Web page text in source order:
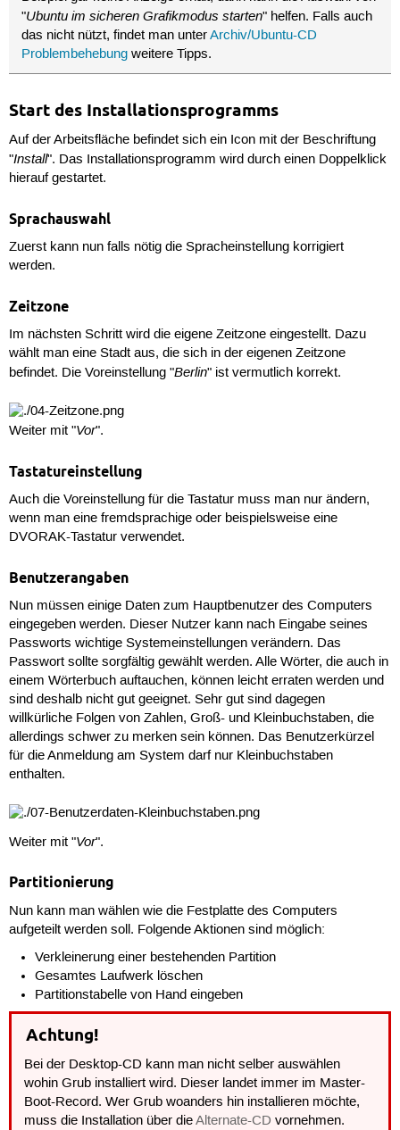
"Ubuntu im sicheren Grafikmodus starten" helfen. Falls auch
das nicht nützt, findet man unterArchiv/Ubuntu-CD
Problembehebung weitere Tipps.
Start des Installationsprogramms
Auf der Arbeitsfläche befindet sich ein Icon mit der Beschriftung
"Install". Das Installationsprogramm wird durch einen Doppelklick
hierauf gestartet.
Sprachauswahl
Zuerst kann nun falls nötig die Spracheinstellung korrigiert
werden.
Zeitzone
Im nächsten Schritt wird die eigene Zeitzone eingestellt. Dazu
wählt man eine Stadt aus, die sich in der eigenen Zeitzone
befindet. Die Voreinstellung "Berlin" ist vermutlich korrekt.
Weiter mit "Vor".
Tastatureinstellung
Auch die Voreinstellung für die Tastatur muss man nur ändern,
wenn man eine fremdsprachige oder beispielsweise eine
DVORAK-Tastatur verwendet.
Benutzerangaben
Nun müssen einige Daten zum Hauptbenutzer des Computers
eingegeben werden. Dieser Nutzer kann nach Eingabe seines
Passworts wichtige Systemeinstellungen verändern. Das
Passwort sollte sorgfältig gewählt werden. Alle Wörter, die auch in
einem Wörterbuch auftauchen, können leicht erraten werden und
sind deshalb nicht gut geeignet. Sehr gut sind dagegen
willkürliche Folgen von Zahlen, Groß- und Kleinbuchstaben, die
allerdings schwer zu merken sein können. Das Benutzerkürzel
für die Anmeldung am System darf nur Kleinbuchstaben
enthalten.
Weiter mit "Vor".
Partitionierung
Nun kann man wählen wie die Festplatte des Computers
aufgeteilt werden soll. Folgende Aktionen sind möglich:
Verkleinerung einer bestehenden Partition
Gesamtes Laufwerk löschen
Partitionstabelle von Hand eingeben
Achtung!
Bei der Desktop-CD kann man nicht selber auswählen
wohin Grub installiert wird. Dieser landet immer im Master-
Boot-Record. Wer Grub woanders hin installieren möchte,
muss die Installation über dieAlternate-CD vornehmen.